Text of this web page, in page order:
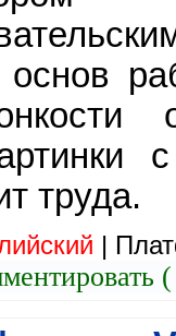
основ
труда.
|